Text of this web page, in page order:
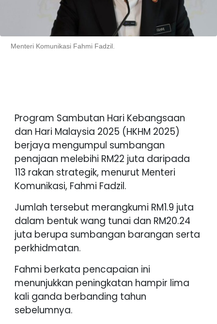
Menteri Komunikasi Fahmi Fadzil.
Program Sambutan Hari Kebangsaan
dan Hari Malaysia 2025 (HKHM 2025)
berjaya mengumpul sumbangan
penajaan melebihi RM22 juta daripada
113 rakan strategik, menurut Menteri
Komunikasi, Fahmi Fadzil.
Jumlah tersebut merangkumi RM1.9 juta
dalam bentuk wang tunai dan RM20.24
juta berupa sumbangan barangan serta
perkhidmatan.
Fahmi berkata pencapaian ini
menunjukkan peningkatan hampir lima
kali ganda berbanding tahun
sebelumnya.